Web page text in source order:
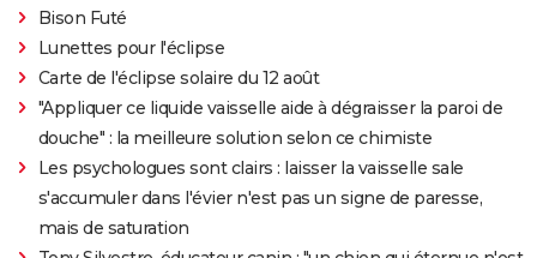
Bison Futé
Lunettes pour l'éclipse
Carte de l'éclipse solaire du 12 août
"Appliquer ce liquide vaisselle aide à dégraisser la paroi de
douche" : la meilleure solution selon ce chimiste
Les psychologues sont clairs : laisser la vaisselle sale
s'accumuler dans l'évier n'est pas un signe de paresse,
mais de saturation